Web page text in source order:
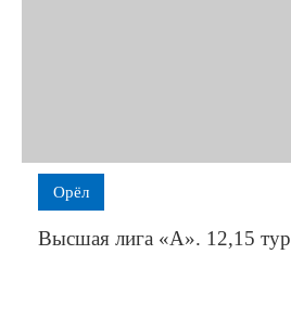
Орёл
Высшая лига «А». 12,15 тур